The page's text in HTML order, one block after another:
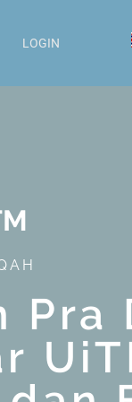
LOGIN
Pra